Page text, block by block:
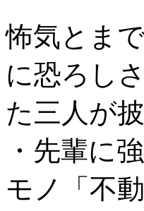
怖気とま
に恐ろし
た三人が
・先輩に
モノ「不